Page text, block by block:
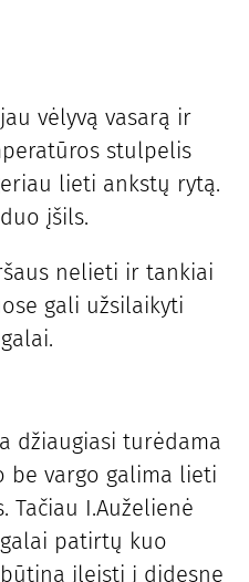
vėlyvą vasarą ir
stulpelis
lieti ankstų rytą.
įšils.
nelieti ir tankiai
gali užsilaikyti
džiaugiasi turėdama
be vargo galima lieti
Tačiau I.Auželienė
patirtų kuo
įleisti į didesnę